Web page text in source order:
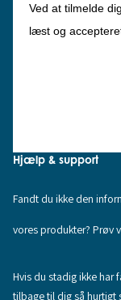
Ved at tilmelde
læst og
Hjælp & support
Fandt du ikke den
vores produkter? Prøv
Hvis du stadig ikke har
tilbage til dig så hurtigt